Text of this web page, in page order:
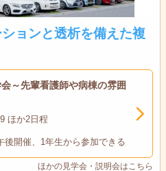
ョンと透析を備えた複
～先輩看護師や病棟の雰囲
ほか2日程
後開催、1年生から参加できる
ほかの見学会・説明会はこちら